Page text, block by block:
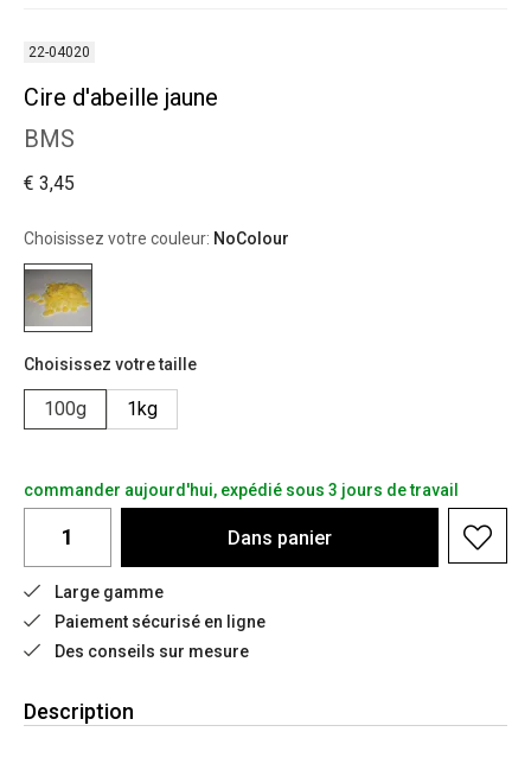
22-04020
Cire d'abeille jaune
BMS
€ 3,45
Choisissez votre couleur: NoColour
Choisissez votre taille
100g 1kg
commander aujourd'hui, expédié sous 3 jours de travail
Dans panier
Large gamme
Paiement sécurisé en ligne
Des conseils sur mesure
Description